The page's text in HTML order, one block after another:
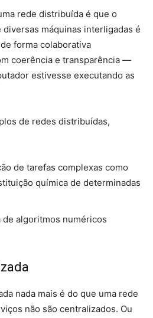
rede distribuída é que o
máquinas interligadas é
forma colaborativa
coerência e transparência —
estivesse executando as
de redes distribuídas,
de tarefas complexas como
química de determinadas
de algoritmos numéricos
nada mais é do que uma rede
não são centralizados. Ou